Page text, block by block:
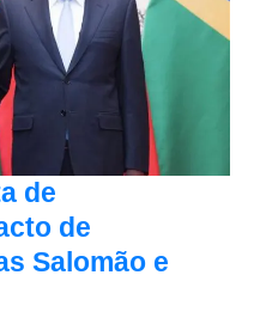
de
de
Salomão e